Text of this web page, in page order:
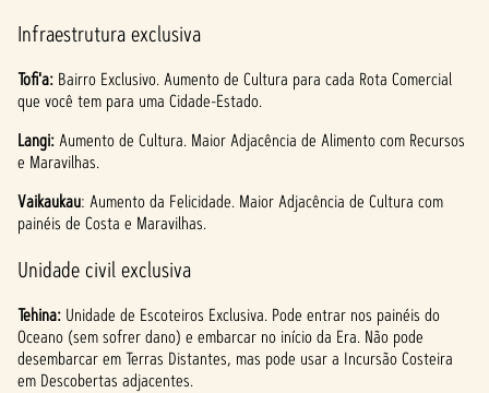
Infraestrutura exclusiva
Tofi'a: Bairro Exclusivo. Aumento de Cultura para cada Rota Comercial
que você tem para uma Cidade-Estado.
Langi:Aumento de Cultura. Maior Adjacência de Alimento com Recursos
e Maravilhas.
Vaikaukau: Aumento da Felicidade. Maior Adjacência de Cultura com
painéis de Costa e Maravilhas.
Unidade civil exclusiva
Tehina: Unidade de Escoteiros Exclusiva. Pode entrar nos painéis do
Oceano (sem sofrer dano) e embarcar no início da Era. Não pode
desembarcar em Terras Distantes, mas pode usar a Incursão Costeira
em Descobertas adjacentes.